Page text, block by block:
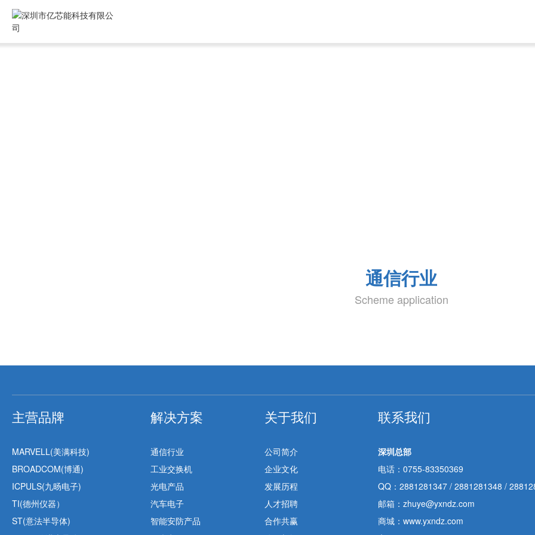
通信行业
Scheme application
主营品牌
MARVELL(美满科技)
BROADCOM(博通)
ICPULS(九旸电子)
TI(德州仪器）
ST(意法半导体)
解决方案
通信行业
工业交换机
光电产品
汽车电子
智能安防产品
关于我们
公司简介
企业文化
发展历程
人才招聘
合作共赢
联系我们
深圳总部
电话：0755-83350369
QQ： 2881281347/ 2881281348 /
邮箱：zhuye@yxndz.com
商城：www.yxndz.com